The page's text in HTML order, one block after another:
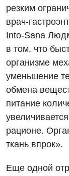
Вакансии
Мероприятия
Интернатура
Энциклопедия
Диагностика
резким
врач-
Into-Sana
в том, что
организме
уменьшение
обмена
питание
рационе.
ткань впрок».
Еще одной